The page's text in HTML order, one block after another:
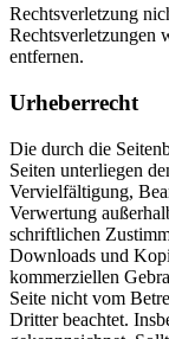
Rechtsverletzung
Rechtsverletzungen
entfernen.
Urheberrecht
Die durch die
Seiten unterliegen
Vervielfältigung,
Verwertung
schriftlichen
Downloads und
kommerziellen
Seite nicht vom
Dritter beachtet.